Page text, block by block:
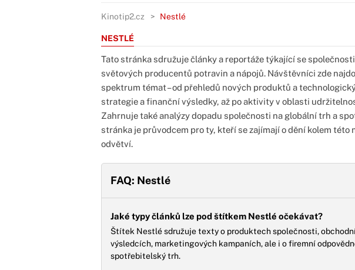
Kinotip2.cz Nestlé
NESTLÉ
Tato stránka sdružuje články a reportáže týkající se
světových producentů potravin a nápojů. Návštěvníci zde
spektrum témat – od přehledů nových produktů a
strategie a finanční výsledky, až po aktivity v oblasti
Zahrnuje také analýzy dopadu společnosti na globální trh a
stránka je průvodcem pro ty, kteří se zajímají o dění kolem této
odvětví.
FAQ: Nestlé
Jaké typy článků lze pod štítkem Nestlé očekávat?
Štítek Nestlé sdružuje texty o produktech společnosti,
výsledcích, marketingových kampaních, ale i o firemní
spotřebitelský trh.